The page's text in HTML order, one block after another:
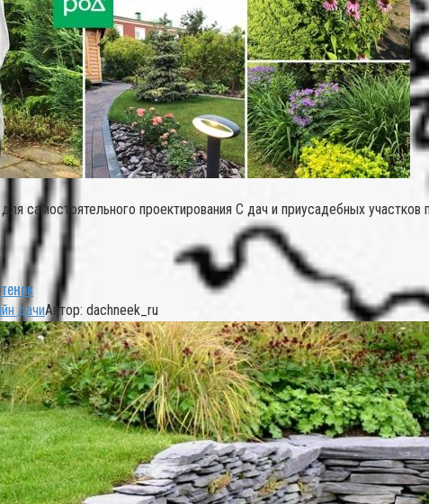
самостоятельного проектирования С дач и приусадебных
дачиАвтор: dachneek_ru